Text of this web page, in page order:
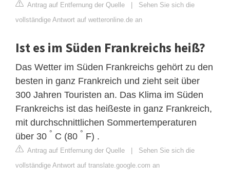
Antrag auf Entfernung der Quelle | Sehen Sie sich die
vollständige Antwort auf wetteronline.de an
Ist es im Süden Frankreichs heiß?
Das Wetter im Süden Frankreichs gehört zu den
besten in ganz Frankreich und zieht seit über
300 Jahren Touristen an. Das Klima im Süden
Frankreichs ist das heißeste in ganz Frankreich,
mit durchschnittlichen Sommertemperaturen
über 30 ° C (80 ° F) .
Antrag auf Entfernung der Quelle | Sehen Sie sich die
vollständige Antwort auf translate.google.com an